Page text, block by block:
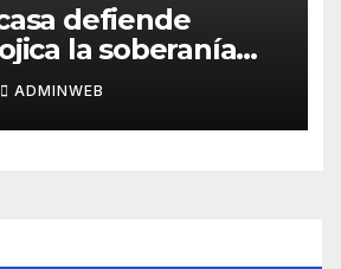
defiende
la soberanía
Tlapa
ADMINWEB